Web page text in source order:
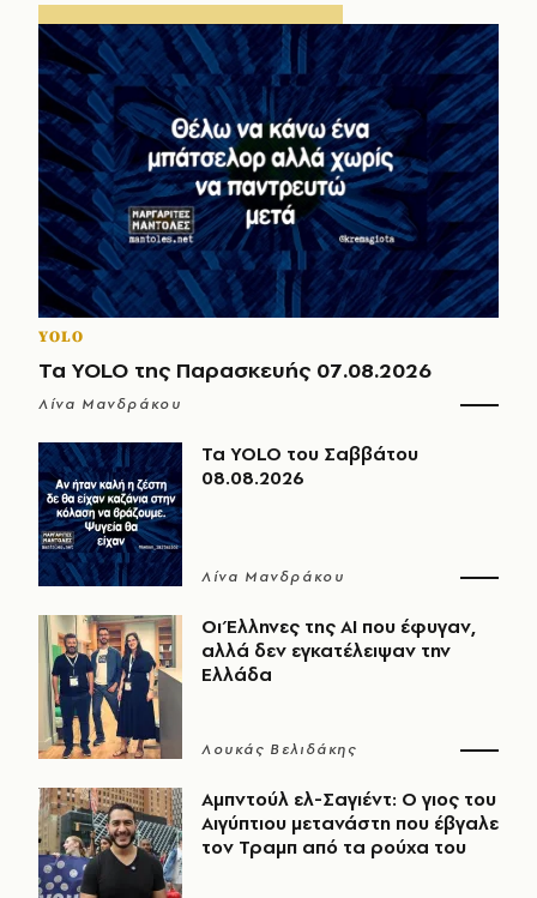
YOLO
Τα YOLO της Παρασκευής 07.08.2026
Λίνα Μανδράκου
Τα YOLO του Σαββάτου
08.08.2026
Λίνα Μανδράκου
Οι Έλληνες της ΑΙ που έφυγαν,
αλλά δεν εγκατέλειψαν την
Ελλάδα
Λουκάς Βελιδάκης
Αμπντούλ ελ-Σαγιέντ: Ο γιος του
Αιγύπτιου μετανάστη που έβγαλε
τον Τραμπ από τα ρούχα του